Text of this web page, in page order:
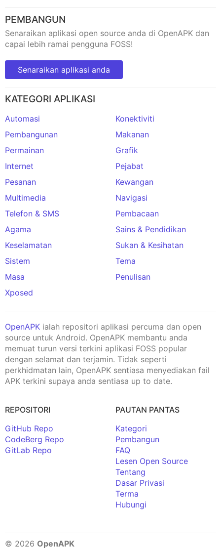
PEMBANGUN
Senaraikan aplikasi open source anda di OpenAPK dan
capai lebih ramai pengguna FOSS!
Senaraikan aplikasi anda
KATEGORI APLIKASI
Automasi
Konektiviti
Pembangunan
Makanan
Permainan
Grafik
Internet
Pejabat
Pesanan
Kewangan
Multimedia
Navigasi
Telefon & SMS
Pembacaan
Agama
Sains & Pendidikan
Keselamatan
Sukan & Kesihatan
Sistem
Tema
Masa
Penulisan
Xposed
OpenAPK ialah repositori aplikasi percuma dan open
source untuk Android. OpenAPK membantu anda
memuat turun versi terkini aplikasi FOSS popular
dengan selamat dan terjamin. Tidak seperti
perkhidmatan lain, OpenAPK sentiasa menyediakan fail
APK terkini supaya anda sentiasa up to date.
REPOSITORI
GitHub Repo
CodeBerg Repo
GitLab Repo
PAUTAN PANTAS
Kategori
Pembangun
FAQ
Lesen Open Source
Tentang
Dasar Privasi
Terma
Hubungi
© 2026 OpenAPK